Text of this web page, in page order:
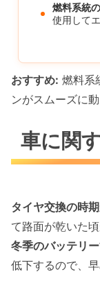
燃料系統
使用して
おすすめ: 燃料系
ンがスムーズに
車に関
タイヤ交換の時
て路面が乾いた頃
冬季のバッテリ
低下するので、